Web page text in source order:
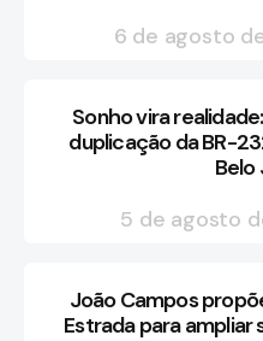
6 de agosto
Sonho vira
duplicação da BR-
Belo
5 de agosto
João Campos
Estrada para ampliar